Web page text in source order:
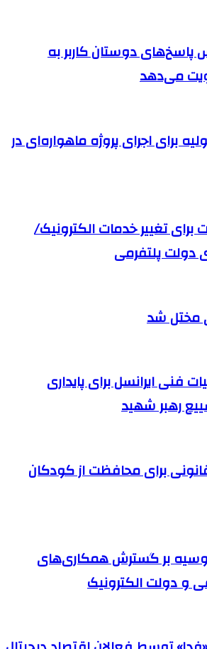
پاسخ‌های دوستان کاربر به
می‌دهد
برای اجرای پروژه ماهواره‌ای در
برای تغییر خدمات الکترونیک/
پلتفرمی
مختل شد
۶۰۰۰عملیات فنی ایرانسل برای پایداری
رهبر شهید
برای محافظت از کودکان
روسیه بر گسترش همکاری‌های
دولت الکترونیک